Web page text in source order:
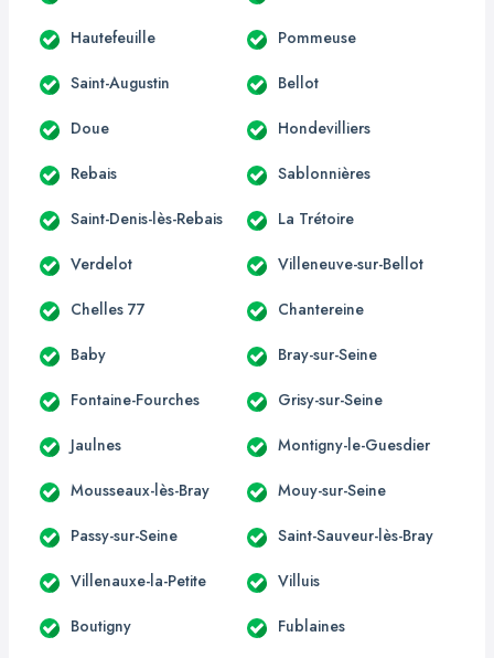
Hautefeuille Pommeuse
Saint-Augustin Bellot
Doue Hondevilliers
Rebais Sablonnières
Saint-Denis-lès-Rebais La Trétoire
Verdelot Villeneuve-sur-Bellot
Chelles 77 Chantereine
Baby Bray-sur-Seine
Fontaine-Fourches Grisy-sur-Seine
Jaulnes Montigny-le-Guesdier
Mousseaux-lès-Bray Mouy-sur-Seine
Passy-sur-Seine Saint-Sauveur-lès-Bray
Villenauxe-la-Petite Villuis
Boutigny Fublaines